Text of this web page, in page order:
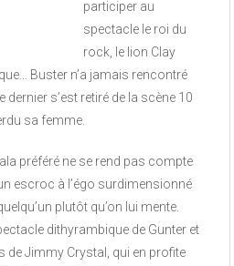
participer au
spectacle le roi du
rock, le lion Clay
Buster n’a jamais rencontré
s’est retiré de la scène 10
sa femme.
préféré ne se rend pas compte
escroc à l’égo surdimensionné
plutôt qu’on lui mente.
dithyrambique de Gunter et
de Jimmy Crystal, qui en profite